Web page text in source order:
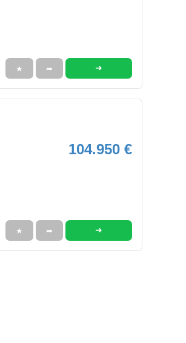
★ ➦ ➜
104.950 €
★ ➦ ➜